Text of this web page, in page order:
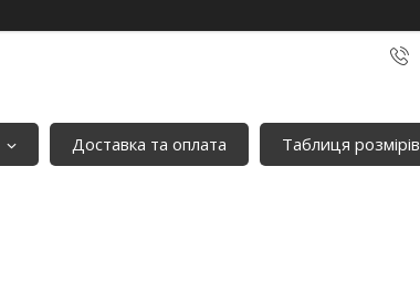
Доставка та оплата Таблиця розмірів